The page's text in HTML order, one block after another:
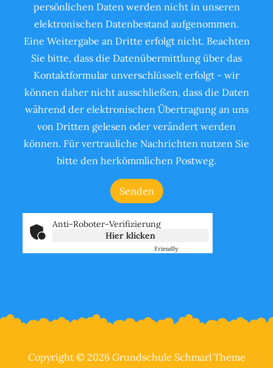
persönlichen Daten werden nicht in unseren
elektronischen Datenbestand aufgenommen.
Eine Weitergabe an Dritte erfolgt nicht. Beachten
Sie bitte, dass die Datenübermittlung über das
Kontaktformular unverschlüsselt erfolgt - wir
können daher nicht ausschließen, dass die Daten
während der elektronischen Übertragung an uns
von Dritten gelesen oder verändert werden
können. Für vertrauliche Nachrichten nutzen Sie
bitte den herkömmlichen Postweg.
Anti-Roboter-Verifizierung
Hier klicken
Friendly
Copyright © 2026 Grundschule Schmarl Theme